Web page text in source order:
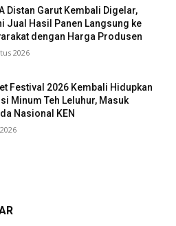
Distan Garut Kembali Digelar,
Jual Hasil Panen Langsung ke
dengan Harga Produsen
2026
Festival 2026 Kembali Hidupkan
Minum Teh Leluhur, Masuk
Nasional KEN